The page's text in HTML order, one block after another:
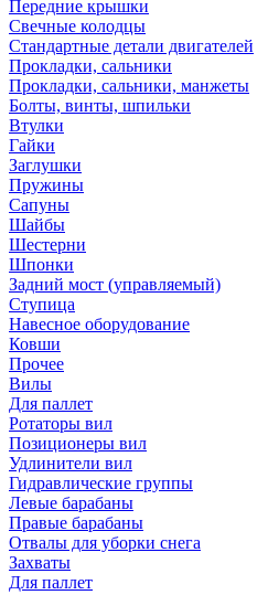
Передние крышки
Свечные колодцы
Стандартные детали двигателей
Прокладки, сальники
Прокладки, сальники, манжеты
Болты, винты, шпильки
Втулки
Гайки
Заглушки
Пружины
Сапуны
Шайбы
Шестерни
Шпонки
Задний мост (управляемый)
Ступица
Навесное оборудование
Ковши
Прочее
Вилы
Для паллет
Ротаторы вил
Позиционеры вил
Удлинители вил
Гидравлические группы
Левые барабаны
Правые барабаны
Отвалы для уборки снега
Захваты
Для паллет